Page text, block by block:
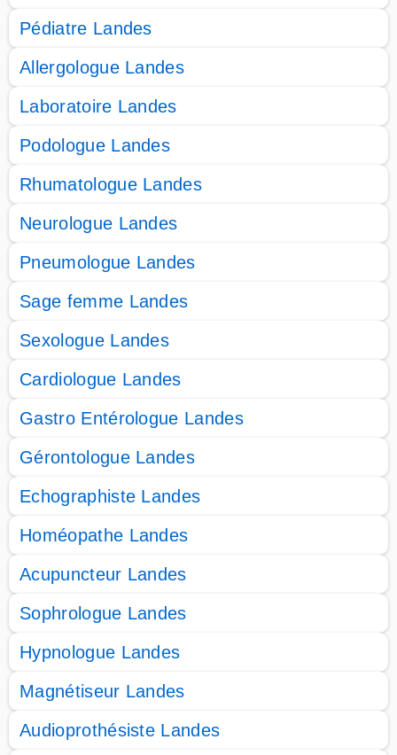
Pédiatre Landes
Allergologue Landes
Laboratoire Landes
Podologue Landes
Rhumatologue Landes
Neurologue Landes
Pneumologue Landes
Sage femme Landes
Sexologue Landes
Cardiologue Landes
Gastro Entérologue Landes
Gérontologue Landes
Echographiste Landes
Homéopathe Landes
Acupuncteur Landes
Sophrologue Landes
Hypnologue Landes
Magnétiseur Landes
Audioprothésiste Landes